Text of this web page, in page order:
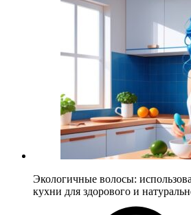
Экологичные волосы:
кухни для здорового и